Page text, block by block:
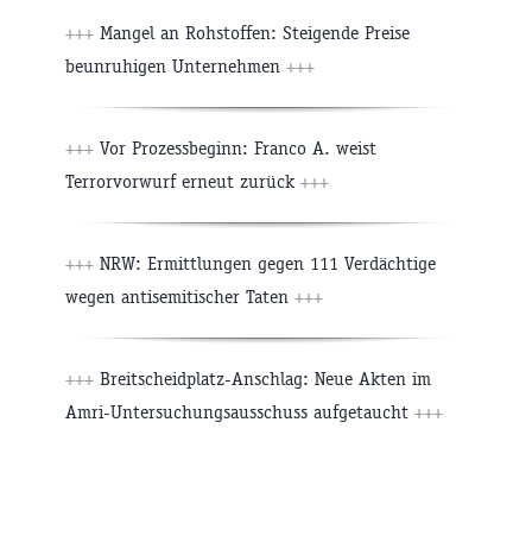
+++ Mangel an Rohstoffen: Steigende Preise
beunruhigen Unternehmen +++
+++ Vor Prozessbeginn: Franco A. weist
Terrorvorwurf erneut zurück +++
+++ NRW: Ermittlungen gegen 111 Verdächtige
wegen antisemitischer Taten +++
+++ Breitscheidplatz-Anschlag: Neue Akten im
Amri-Untersuchungsausschuss aufgetaucht +++